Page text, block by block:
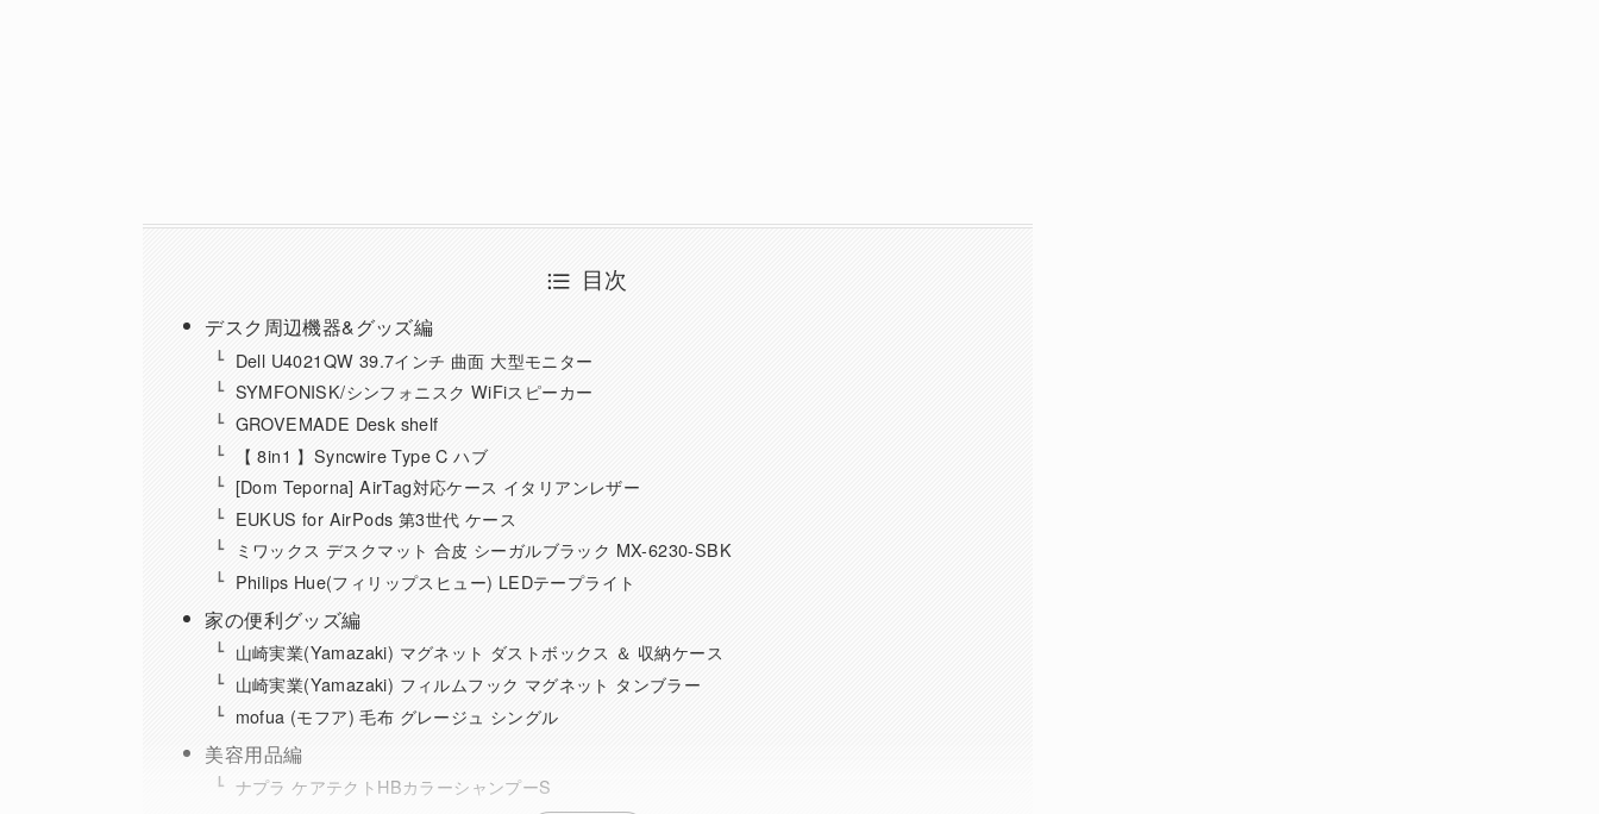
目次
デスク周辺機器&グッズ編
Dell U4021QW 39.7インチ 曲面 大型モニター
SYMFONISK/シンフォニスク WiFiスピーカー
GROVEMADE Desk shelf
【 8in1 】Syncwire Type C ハブ
[Dom Teporna] AirTag対応ケース イタリアンレザー
EUKUS for AirPods 第3世代 ケース
ミワックス デスクマット 合皮 シーガルブラック MX-6230-SBK
Philips Hue(フィリップスヒュー) LEDテープライト
家の便利グッズ編
山崎実業(Yamazaki) マグネット ダストボックス ＆ 収納ケース
山崎実業(Yamazaki) フィルムフック マグネット タンブラー
mofua (モフア) 毛布 グレージュ シングル
美容用品編
ナプラ ケアテクトHBカラーシャンプーS